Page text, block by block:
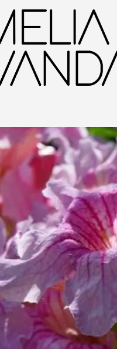
De fácil cuidado Bignonia Rosada